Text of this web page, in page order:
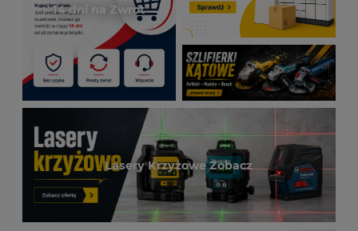
14 dni na Zwrot
Lasery Krzyżowe Zobacz